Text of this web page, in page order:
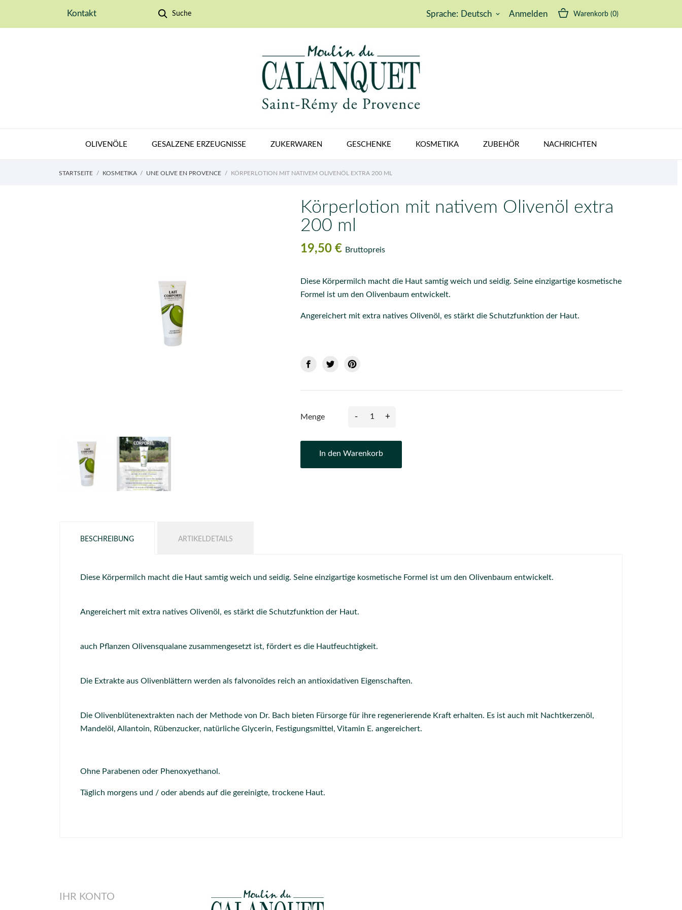
Kontakt Suche Sprache: Deutsch keyboard_arrow_down Anmelden Warenkorb (0)
OLIVENÖLE GESALZENE ERZEUGNISSE ZUKERWAREN GESCHENKE KOSMETIKA ZUBEHÖR NACHRICHTEN
STARTSEITE KOSMETIKA UNE OLIVE EN PROVENCE KÖRPERLOTION MIT NATIVEM OLIVENÖL EXTRA 200 ML
Körperlotion mit nativem Olivenöl extra
200 ml
19,50 € Bruttopreis
Diese Körpermilch macht die Haut samtig weich und seidig. Seine einzigartige kosmetische
Formel ist um den Olivenbaum entwickelt.
Angereichert mit extra natives Olivenöl, es stärkt die Schutzfunktion der Haut.
Menge - +
In den Warenkorb
BESCHREIBUNG ARTIKELDETAILS
Diese Körpermilch macht die Haut samtig weich und seidig. Seine einzigartige kosmetische Formel ist um den Olivenbaum entwickelt.
Angereichert mit extra natives Olivenöl, es stärkt die Schutzfunktion der Haut.
auch Pflanzen Olivensqualane zusammengesetzt ist, fördert es die Hautfeuchtigkeit.
Die Extrakte aus Olivenblättern werden als falvonoïdes reich an antioxidativen Eigenschaften.
Die Olivenblütenextrakten nach der Methode von Dr. Bach bieten Fürsorge für ihre regenerierende Kraft erhalten. Es ist auch mit Nachtkerzenöl,
Mandelöl, Allantoin, Rübenzucker, natürliche Glycerin, Festigungsmittel, Vitamin E. angereichert.
Ohne Parabenen oder Phenoxyethanol.
Täglich morgens und / oder abends auf die gereinigte, trockene Haut.
IHR KONTO